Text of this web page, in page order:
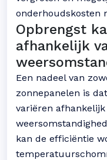
onderhoudskosten
Opbrengst
afhankelijk
Een nadeel van
zonnepanelen is
variëren afhankelijk
kan de efficiëntie